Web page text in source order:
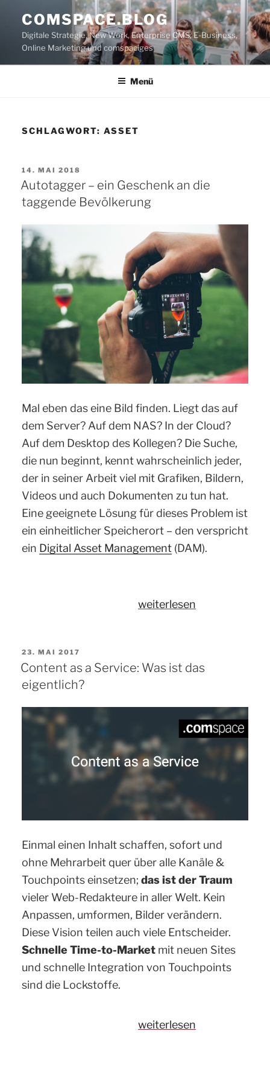
Inhalt
springen
COMSPACE.BLOG
Digitale Strategie, New Work, Enterprise CMS, E-Business,
Online Marketing und comspaciges
Menü
SCHLAGWORT: ASSET
VERÖFFENTLICHT
AM
14. MAI 2018
Autotagger – ein Geschenk an die
taggende Bevölkerung
Mal eben das eine Bild finden. Liegt das auf
dem Server? Auf dem NAS? In der Cloud?
Auf dem Desktop des Kollegen? Die Suche,
die nun beginnt, kennt wahrscheinlich jeder,
der in seiner Arbeit viel mit Grafiken, Bildern,
Videos und auch Dokumenten zu tun hat.
Eine geeignete Lösung für dieses Problem ist
ein einheitlicher Speicherort – den verspricht
ein Digital Asset Management (DAM).
„Autotagger
an
taggende
Bevölkerung“
weiterlesen
VERÖFFENTLICHT
AM
23. MAI 2017
Content as a Service: Was ist das
eigentlich?
Einmal einen Inhalt schaffen, sofort und
ohne Mehrarbeit quer über alle Kanäle &
Touchpoints einsetzen; das ist der Traum
vieler Web-Redakteure in aller Welt. Kein
Anpassen, umformen, Bilder verändern.
Diese Vision teilen auch viele Entscheider.
Schnelle Time-to-Market mit neuen Sites
und schnelle Integration von Touchpoints
sind die Lockstoffe.
„Content
weiterlesen